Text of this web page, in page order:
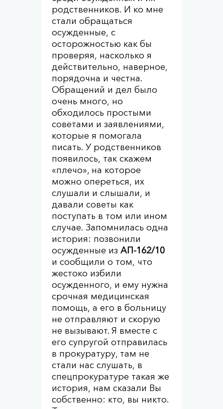
родственников. И ко мне
стали обращаться
осужденные, с
осторожностью как бы
проверяя, насколько я
действительно, наверное,
порядочна и честна.
Обращений и дел было
очень много, но
обходилось простыми
советами и заявлениями,
которые я помогала
писать. У родственников
появилось, так скажем
«плечо», на которое
можно опереться, их
слушали и слышали, и
давали советы как
поступать в том или ином
случае. Запомнилась одна
история: позвонили
осужденные из АП-162/10
и сообщили о том, что
жестоко избили
осужденного, и ему нужна
срочная медицинская
помощь, а его в больницу
не отправляют и скорую
не вызывают. Я вместе с
его супругой отправилась
в прокуратуру, там не
стали нас слушать, в
спецпрокуратуре такая же
история, нам сказали Вы
собственно: кто, вы никто.